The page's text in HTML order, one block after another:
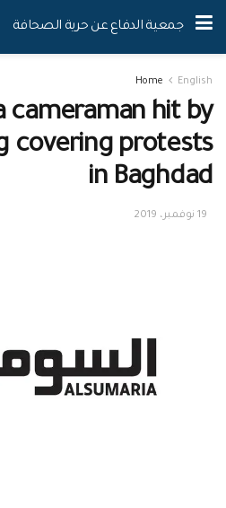
جمعية الدفاع عن حرية الصحافة
Home English
cameraman hit by
covering protests
in Baghdad
19 نوفمبر، 2019